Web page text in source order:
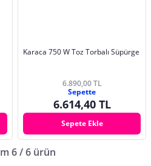
Karaca 750 W Toz Torbalı Süpürge
6.890,00 TL
Sepette
6.614,40 TL
Sepete Ekle
6 / 6 ürün